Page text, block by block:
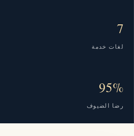
7
لغات خدمة
95%
رضا الضيوف